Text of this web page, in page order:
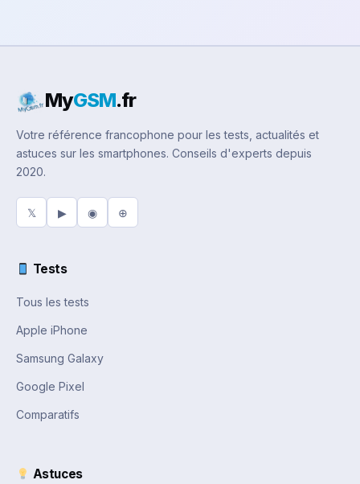
MyGSM.fr
Votre référence francophone pour les tests, actualités et
astuces sur les smartphones. Conseils d'experts depuis
2020.
𝕏 ▶ ◉ ⊕
Tests
Tous les tests
Apple iPhone
Samsung Galaxy
Google Pixel
Comparatifs
Astuces